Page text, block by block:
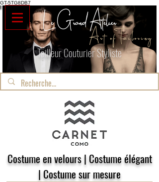
GT-5TG8DB7
Tailleur Couturier Styliste
Le Grand Atelier
Art of Tailoring
Costume en velours | Costume élégant
| Costume sur mesure